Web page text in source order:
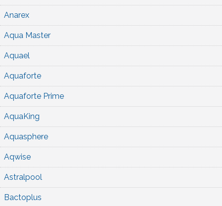
Anarex
Aqua Master
Aquael
Aquaforte
Aquaforte Prime
AquaKing
Aquasphere
Aqwise
Astralpool
Bactoplus